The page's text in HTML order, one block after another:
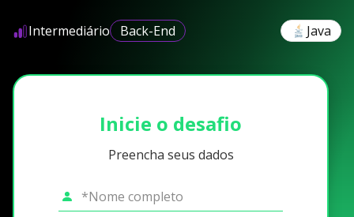
Intermediário Back-End Java
Inicie o desafio
Preencha seus dados